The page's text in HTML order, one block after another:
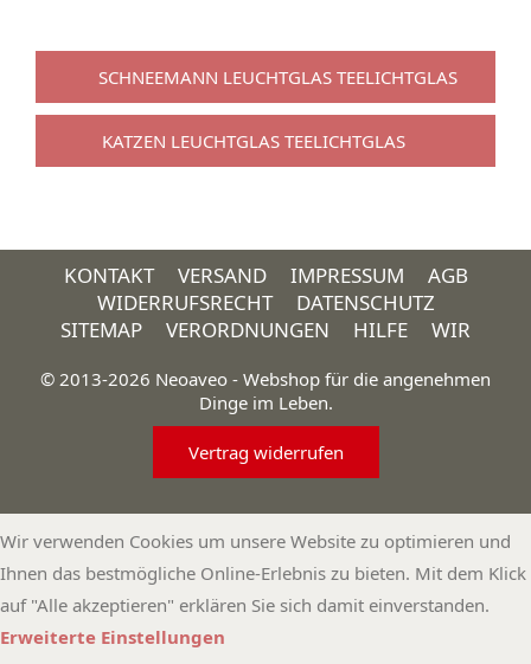
SCHNEEMANN LEUCHTGLAS TEELICHTGLAS
KATZEN LEUCHTGLAS TEELICHTGLAS
KONTAKT VERSAND IMPRESSUM
AGB
WIDERRUFSRECHT
DATENSCHUTZ
SITEMAP
VERORDNUNGEN HILFE WIR
© 2013-2026 Neoaveo - Webshop für die angenehmen
Dinge im Leben.
Vertrag widerrufen
Wir verwenden Cookies um unsere Website zu optimieren und
Ihnen das bestmögliche Online-Erlebnis zu bieten. Mit dem Klick
auf "Alle akzeptieren" erklären Sie sich damit einverstanden.
Erweiterte Einstellungen